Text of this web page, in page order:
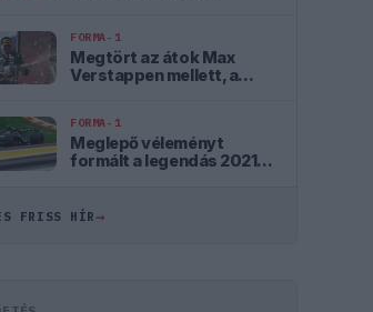
FORMA-1
Megtört az átok Max
Verstappen mellett, a
FORMA-1
Meglepő véleményt
formált a legendás 2021-
FRISS HÍR→